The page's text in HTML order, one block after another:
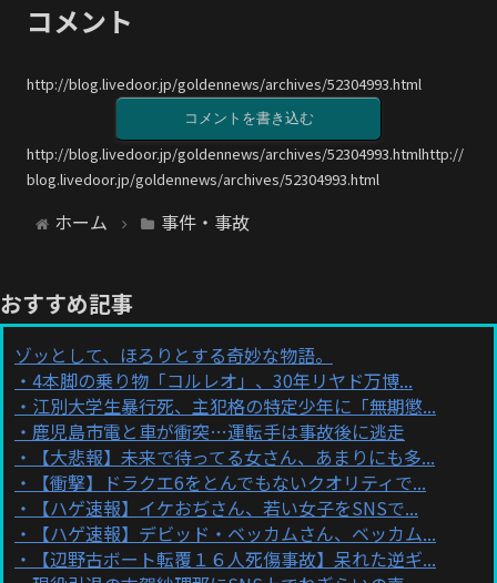
コメント
http://blog.livedoor.jp/goldennews/archives/52304993.html
コメントを書き込む
http://blog.livedoor.jp/goldennews/archives/52304993.htmlhttp://
blog.livedoor.jp/goldennews/archives/52304993.html
ホーム 事件・事故
おすすめ記事
ゾッとして、ほろりとする奇妙な物語。
4本脚の乗り物「コルレオ」、30年リヤド万博...
江別大学生暴行死、主犯格の特定少年に「無期懲...
鹿児島市電と車が衝突…運転手は事故後に逃走
【大悲報】未来で待ってる女さん、あまりにも多...
【衝撃】ドラクエ6をとんでもないクオリティで...
【ハゲ速報】イケおぢさん、若い女子をSNSで...
【ハゲ速報】デビッド・ベッカムさん、ベッカム...
【辺野古ボート転覆１６人死傷事故】呆れた逆ギ...